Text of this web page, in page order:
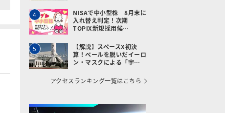
4
NISAで中小型株 8月末に
入れ替え判定！次期
TOPIX新規採用候…
5
【解説】スペースX初決
算！ベールを脱いだイーロ
ン・マスクによる「宇…
アクセスランキング一覧はこちら